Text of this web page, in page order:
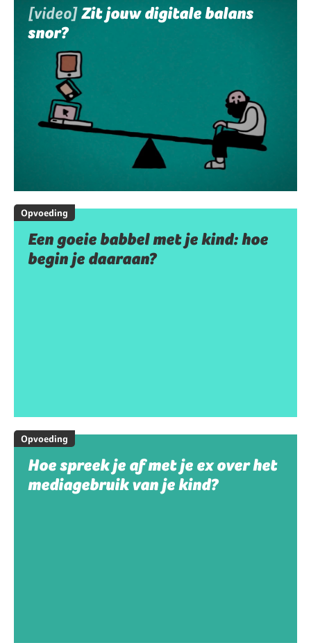
[video]Zit jouw digitale balans
snor?
Opvoeding
Een goeie babbel met je kind: hoe
begin je daaraan?
Opvoeding
Hoe spreek je af met je ex over het
mediagebruik van je kind?